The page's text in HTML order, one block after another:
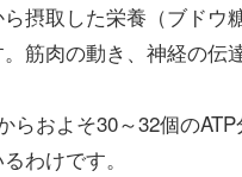
摂取した栄養（ブド
筋肉の動き、神経の
およそ30～32個の
わけです。